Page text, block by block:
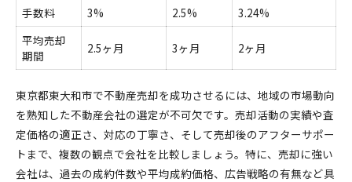
手数料
3% 2.5%
3.24%
平均売却
期間
2.5ヶ月 3ヶ月 2ヶ月
東京都東大和市で不動産売却を成功させるには、地域の市場動向
を熟知した不動産会社の選定が不可欠です。売却活動の実績や査
定価格の適正さ、対応の丁寧さ、そして売却後のアフターサポー
トまで、複数の観点で会社を比較しましょう。特に、売却に強い
会社は、過去の成約件数や平均成約価格、広告戦略の有無など具